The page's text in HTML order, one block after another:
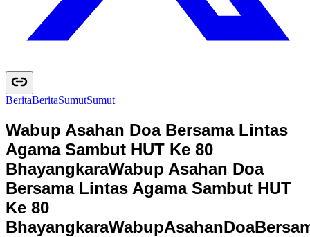
BeritaBeritaSumutSumut
Wabup Asahan Doa Bersama Lintas
Agama Sambut HUT Ke 80
BhayangkaraWabup Asahan Doa
Bersama Lintas Agama Sambut HUT
Ke 80
BhayangkaraWabupAsahanDoaBersa